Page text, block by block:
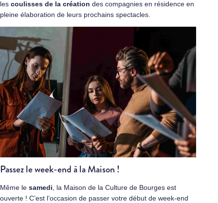
les coulisses de la création des compagnies en résidence en
pleine élaboration de leurs prochains spectacles.
Passez le week-end à la Maison !
Même le samedi , la Maison de la Culture de Bourges est
ouverte ! C’est l’occasion de passer votre début de week-end